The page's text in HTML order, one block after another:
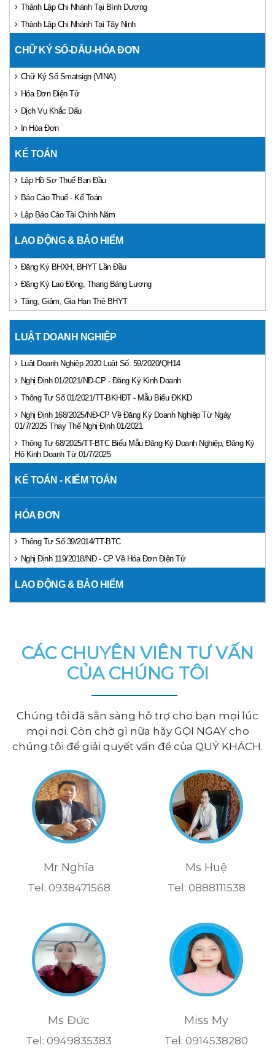
Thành Lập Chi Nhánh Tại Bình Dương
Thành Lập Chi Nhánh Tại Tây Ninh
CHỮ KÝ SỐ-DẤU-HÓA ĐƠN
Chữ Ký Số Smatsign (VINA)
Hóa Đơn Điện Tử
Dịch Vụ Khắc Dấu
In Hóa Đơn
KẾ TOÁN
Lập Hồ Sơ Thuế Ban Đầu
Báo Cáo Thuế - Kế Toán
Lập Báo Cáo Tài Chính Năm
LAO ĐỘNG & BẢO HIỂM
Đăng Ký BHXH, BHYT Lần Đầu
Đăng Ký Lao Động, Thang Bảng Lương
Tăng, Giảm, Gia Hạn Thẻ BHYT
LUẬT DOANH NGHIỆP
Luật Doanh Nghiệp 2020 Luật Số: 59/2020/QH14
Nghị Định 01/2021/NĐ-CP - Đăng Ký Kinh Doanh
Thông Tư Số 01/2021/TT-BKHĐT - Mẫu Biểu ĐKKD
Nghị Định 168/2025/NĐ-CP Về Đăng Ký Doanh Nghiệp Từ Ngày
01/7/2025 Thay Thế Nghị Định 01/2021
Thông Tư 68/2025/TT-BTC Biểu Mẫu Đăng Ký Doanh Nghiệp, Đăng Ký
Hộ Kinh Doanh Từ 01/7/2025
KẾ TOÁN - KIỂM TOÁN
HÓA ĐƠN
Thông Tư Số 39/2014/TT-BTC
Nghị Định 119/2018/NĐ - CP Về Hóa Đơn Điện Tử
LAO ĐỘNG & BẢO HIỂM
CÁC CHUYÊN VIÊN TƯ VẤN
CỦA CHÚNG TÔI
Chúng tôi đã sẵn sàng hỗ trợ cho bạn mọi lúc
mọi nơi. Còn chờ gì nữa hãy GỌI NGAY cho
chúng tôi để giải quyết vấn đề của QUÝ KHÁCH.
Mr Nghĩa
Tel: 0938471568
Ms Huệ
Tel: 0888111538
Ms Đức
Tel: 0949835383
Miss My
Tel: 0914538280